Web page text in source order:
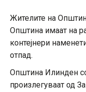
Жителите на
Општина имаат на
контејнери
отпад.
Општина Илинден
произлегуваат од